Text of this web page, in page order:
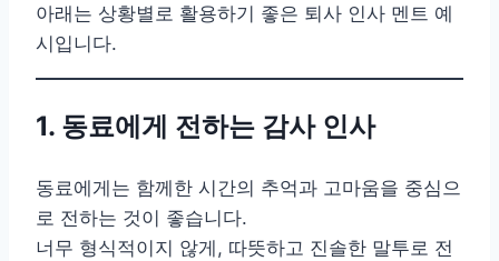
아래는 상황별로 활용하기 좋은 퇴사 인사 멘트 예
시입니다.
1. 동료에게 전하는 감사 인사
동료에게는 함께한 시간의 추억과 고마움을 중심으
로 전하는 것이 좋습니다.
너무 형식적이지 않게, 따뜻하고 진솔한 말투로 전